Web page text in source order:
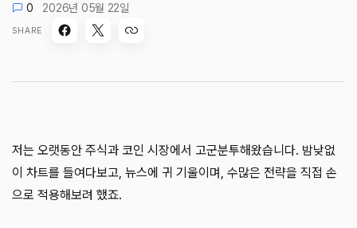
0 2026년 05월 22일
SHARE
저는 오랫동안 주식과 코인 시장에서 고군분투해왔습니다. 밤낮없
이 차트를 들여다보고, 뉴스에 귀 기울이며, 수많은 전략을 직접 손
으로 적용해보려 했죠.